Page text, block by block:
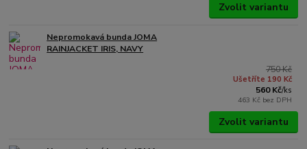
Zvolit variantu
Nepromokavá bunda JOMA
RAINJACKET IRIS, NAVY
750 Kč
Ušetříte 190 Kč
560 Kč/ks
463 Kč bez DPH
Zvolit variantu